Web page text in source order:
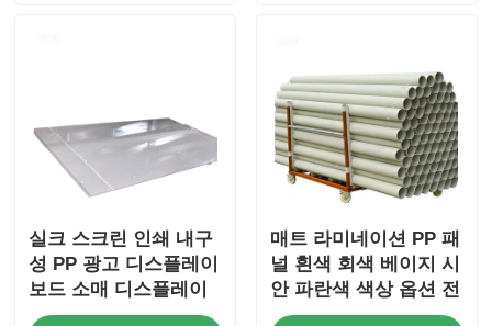
실크 스크린 인쇄 내구
성 PP 광고 디스플레이
보드 소매 디스플레이
전시 및 마케팅 목적으
매트 라미네이션 PP 패
널 흰색 회색 베이지 시
안 파란색 색상 옵션 전
문 마케팅 디스플레이